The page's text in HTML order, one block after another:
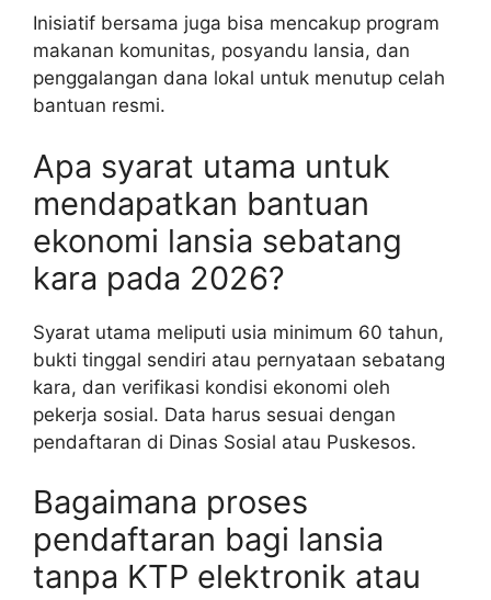
Inisiatif bersama juga bisa mencakup program
makanan komunitas, posyandu lansia, dan
penggalangan dana lokal untuk menutup celah
bantuan resmi.
Apa syarat utama untuk
mendapatkan bantuan
ekonomi lansia sebatang
kara pada 2026?
Syarat utama meliputi usia minimum 60 tahun,
bukti tinggal sendiri atau pernyataan sebatang
kara, dan verifikasi kondisi ekonomi oleh
pekerja sosial. Data harus sesuai dengan
pendaftaran di Dinas Sosial atau Puskesos.
Bagaimana proses
pendaftaran bagi lansia
tanpa KTP elektronik atau